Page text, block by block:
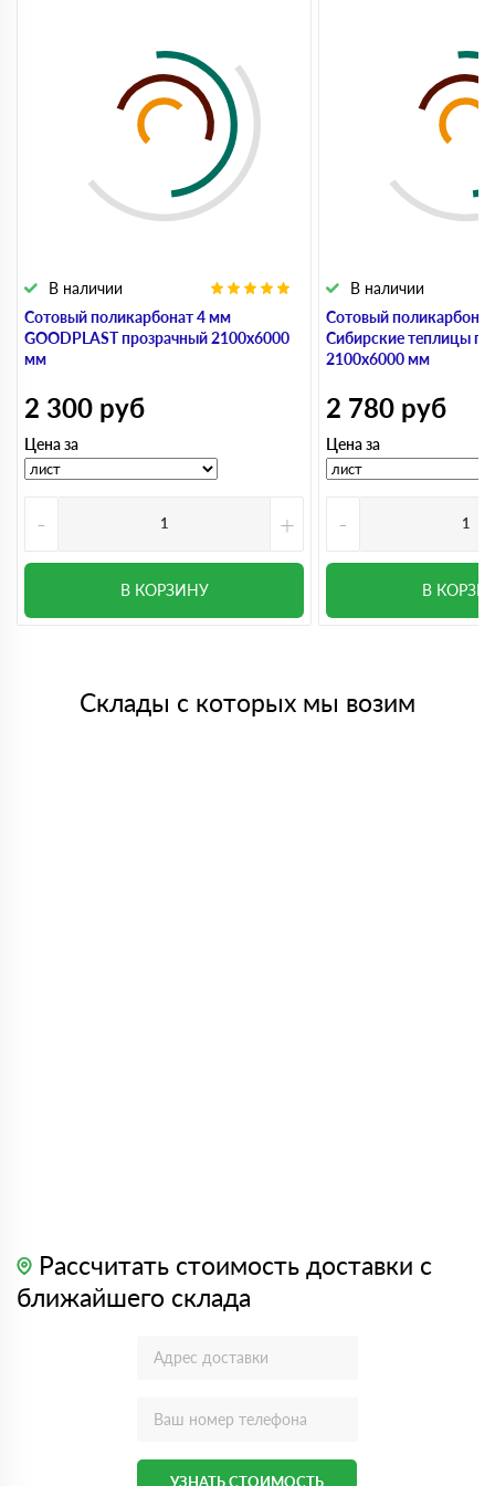
Сотовый поликарбонат 4 мм
GOODPLAST прозрачный 2100х6000
мм
В наличии
2 300 руб
Цена за
- +
В КОРЗИНУ
Сотовый
Сибирские теплицы
2100х6000 мм
В наличии
2 780 руб
Цена за
-
В
Склады с которых мы возим
Рассчитать стоимость доставки с
ближайшего склада
УЗНАТЬ СТОИМОСТЬ